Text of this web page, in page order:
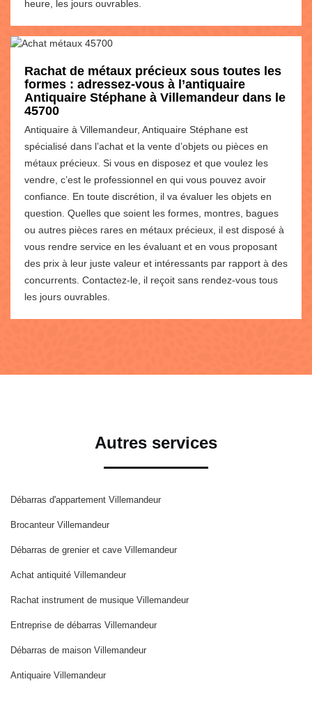
heure, les jours ouvrables.
Rachat de métaux précieux sous toutes les
formes : adressez-vous à l’antiquaire
Antiquaire Stéphane à Villemandeur dans le
45700
Antiquaire à Villemandeur, Antiquaire Stéphane est
spécialisé dans l’achat et la vente d’objets ou pièces en
métaux précieux. Si vous en disposez et que voulez les
vendre, c’est le professionnel en qui vous pouvez avoir
confiance. En toute discrétion, il va évaluer les objets en
question. Quelles que soient les formes, montres, bagues
ou autres pièces rares en métaux précieux, il est disposé à
vous rendre service en les évaluant et en vous proposant
des prix à leur juste valeur et intéressants par rapport à des
concurrents. Contactez-le, il reçoit sans rendez-vous tous
les jours ouvrables.
Autres services
Débarras d'appartement Villemandeur
Brocanteur Villemandeur
Débarras de grenier et cave Villemandeur
Achat antiquité Villemandeur
Rachat instrument de musique Villemandeur
Entreprise de débarras Villemandeur
Débarras de maison Villemandeur
Antiquaire Villemandeur